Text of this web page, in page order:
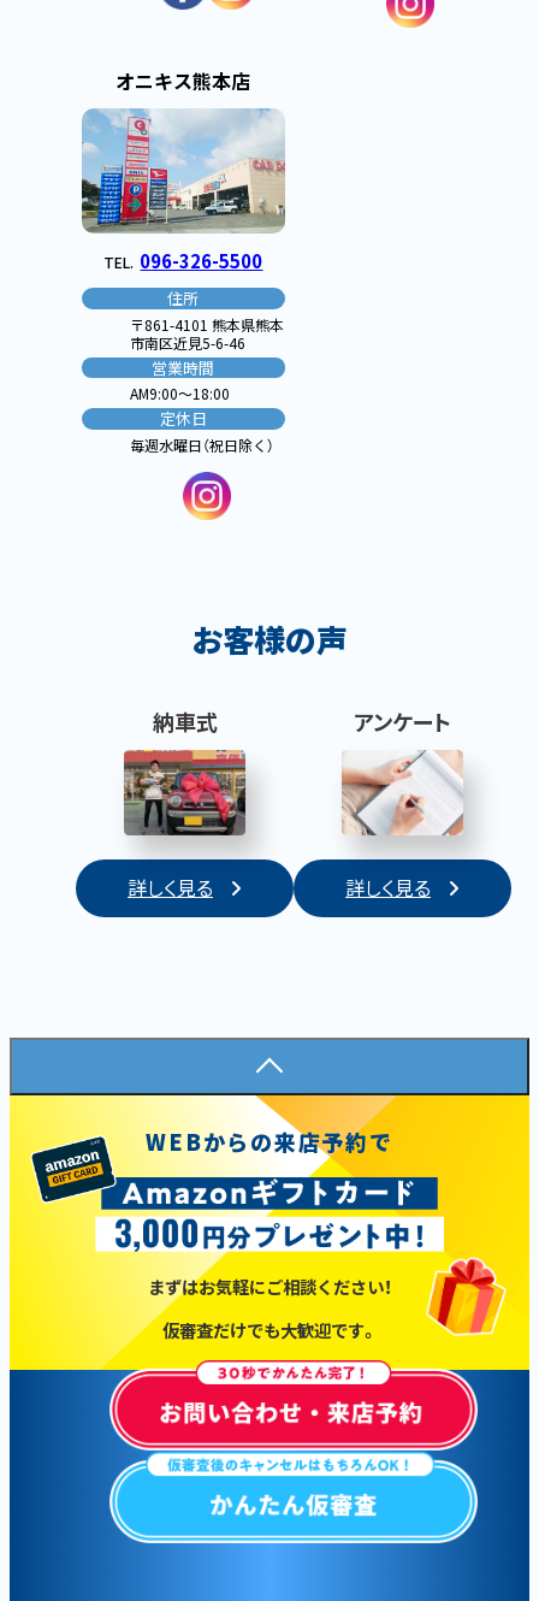
オニキス熊本店
TEL. 096-326-5500
住所
〒861-4101 熊本県熊本
市南区近見5-6-46
営業時間
AM9:00〜18:00
定休日
毎週水曜日（祝日除く）
お客様の声
納車式
詳しく見る
アンケート
詳しく見る
WEBからの来店予約で
まずはお気軽にご相談ください！
仮審査だけでも大歓迎です。